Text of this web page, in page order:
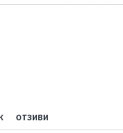
ОТЗИВИ